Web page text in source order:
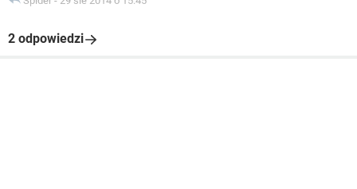
2 odpowiedzi